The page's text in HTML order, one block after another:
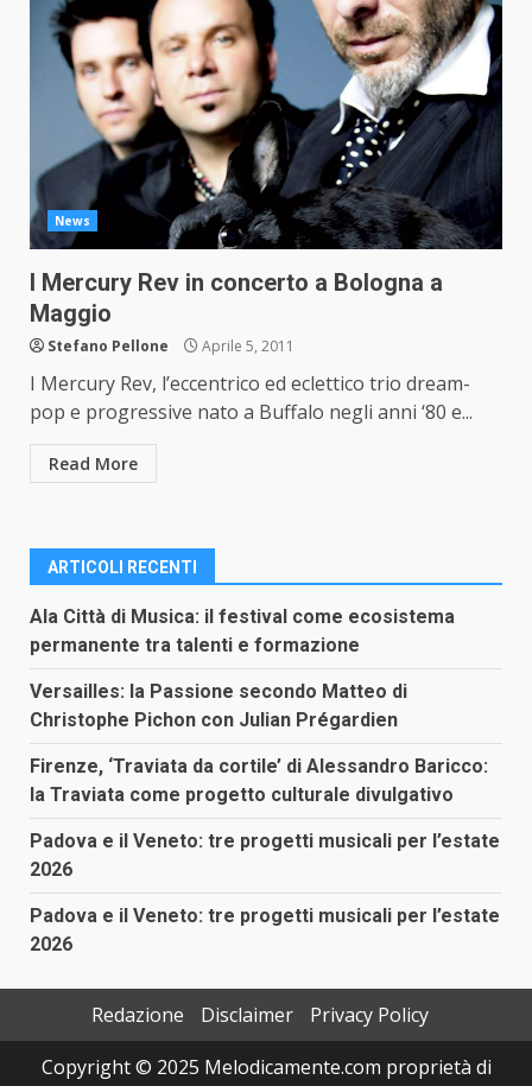
News
I Mercury Rev in concerto a Bologna a
Maggio
Stefano Pellone Aprile 5, 2011
I Mercury Rev, l’eccentrico ed eclettico trio dream-
pop e progressive nato a Buffalo negli anni ‘80 e...
Read More
ARTICOLI RECENTI
Ala Città di Musica: il festival come ecosistema
permanente tra talenti e formazione
Versailles: la Passione secondo Matteo di
Christophe Pichon con Julian Prégardien
Firenze, ‘Traviata da cortile’ di Alessandro Baricco:
la Traviata come progetto culturale divulgativo
Padova e il Veneto: tre progetti musicali per l’estate
2026
Padova e il Veneto: tre progetti musicali per l’estate
2026
Redazione Disclaimer
Privacy Policy
Copyright © 2025 Melodicamente.com proprietà di